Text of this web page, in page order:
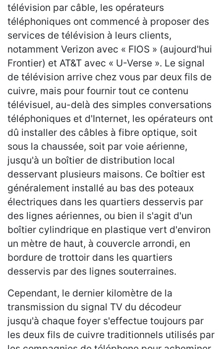
télévision par câble, les opérateurs
téléphoniques ont commencé à proposer des
services de télévision à leurs clients,
notamment Verizon avec « FIOS » (aujourd'hui
Frontier) et AT&T avec « U-Verse ». Le signal
de télévision arrive chez vous par deux fils de
cuivre, mais pour fournir tout ce contenu
télévisuel, au-delà des simples conversations
téléphoniques et d'Internet, les opérateurs ont
dû installer des câbles à fibre optique, soit
sous la chaussée, soit par voie aérienne,
jusqu'à un boîtier de distribution local
desservant plusieurs maisons. Ce boîtier est
généralement installé au bas des poteaux
électriques dans les quartiers desservis par
des lignes aériennes, ou bien il s'agit d'un
boîtier cylindrique en plastique vert d'environ
un mètre de haut, à couvercle arrondi, en
bordure de trottoir dans les quartiers
desservis par des lignes souterraines.
Cependant, le dernier kilomètre de la
transmission du signal TV du décodeur
jusqu'à chaque foyer s'effectue toujours par
les deux fils de cuivre traditionnels utilisés par